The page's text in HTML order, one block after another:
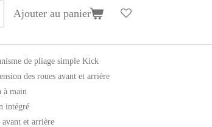
Ajouter au panier
de pliage simple Kick
des roues avant et arrière
à main
intégré
avant et arrière